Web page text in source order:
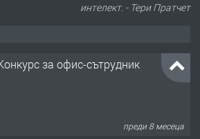
интелект. - Тери Пратчет
за офис-сътрудник
преди 8 месеца